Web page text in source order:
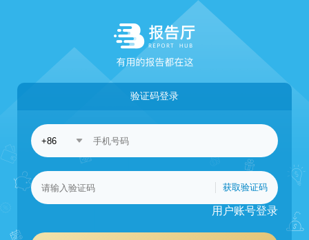
验证码登录
获取验证码
用户账号登录